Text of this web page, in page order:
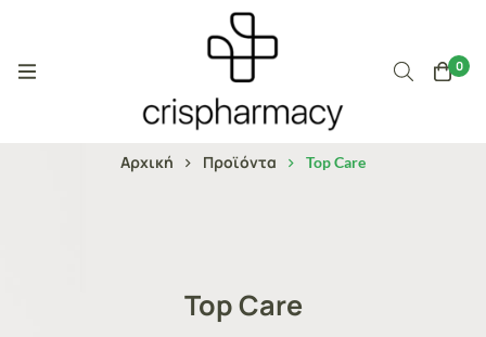
0
Αρχική Προϊόντα Top Care
Top Care